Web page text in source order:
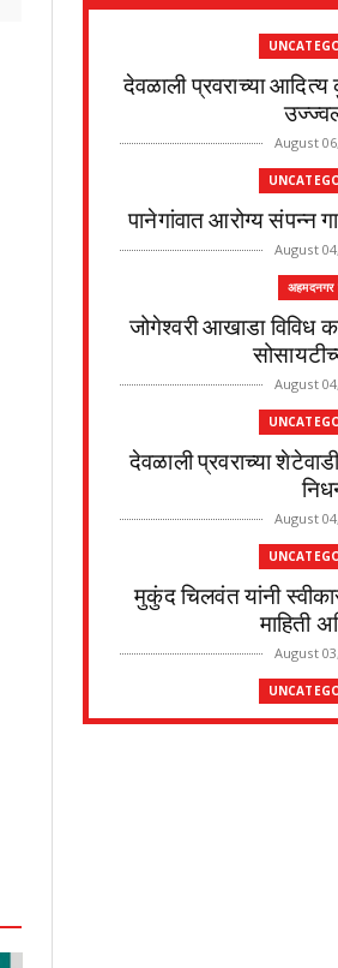
देवळाली प्रवराच्या
August
पानेगांवात आरोग्य संपन्न
August
अहमदनगर
जोगेश्वरी आखाडा विविध
August
देवळाली प्रवराच्या
August
मुकुंद चिलवंत यांनी
माहिती
August
देवळाली प्रवरा येथील